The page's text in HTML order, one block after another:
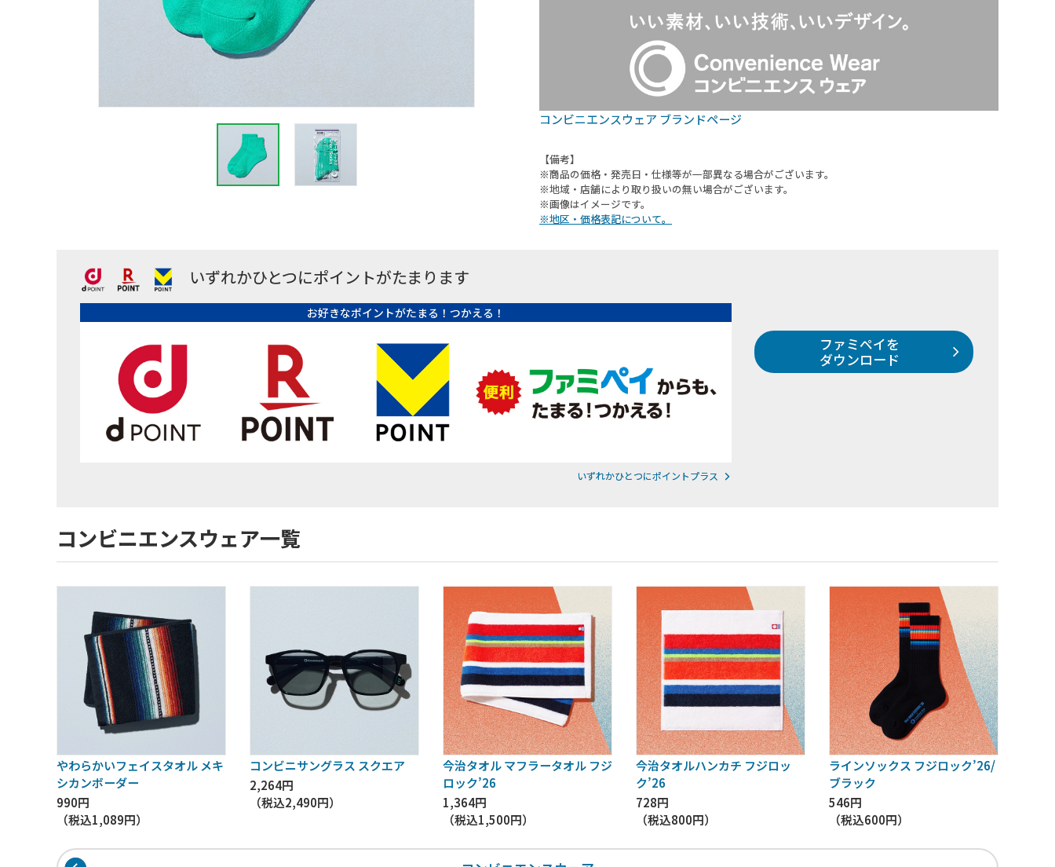
コンビニエンスウェア ブランドページ
【備考】
※商品の価格・発売日・仕様等が一部異なる場合がございます。
※地域・店舗により取り扱いの無い場合がございます。
※画像はイメージです。
※地区・価格表記について。
いずれかひとつにポイントがたまります
お好きなポイントがたまる！つかえる！
いずれかひとつにポイントプラス
ファミペイを
ダウンロード
コンビニエンスウェア一覧
やわらかいフェイスタオル メキ
シカンボーダー
990円
（税込1,089円）
コンビニサングラス スクエア
2,264円
（税込2,490円）
今治タオル マフラータオル フジ
ロック’26
1,364円
（税込1,500円）
今治タオルハンカチ フジロッ
ク’26
728円
（税込800円）
ラインソックス フジロック’26/
ブラック
546円
（税込600円）